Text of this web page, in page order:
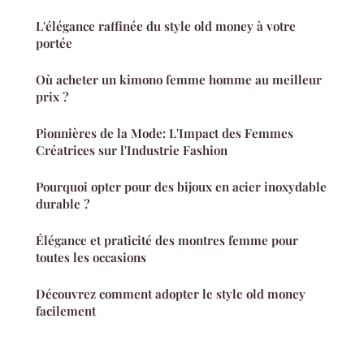
L'élégance raffinée du style old money à votre
portée
Où acheter un kimono femme homme au meilleur
prix ?
Pionnières de la Mode: L'Impact des Femmes
Créatrices sur l'Industrie Fashion
Pourquoi opter pour des bijoux en acier inoxydable
durable ?
Élégance et praticité des montres femme pour
toutes les occasions
Découvrez comment adopter le style old money
facilement